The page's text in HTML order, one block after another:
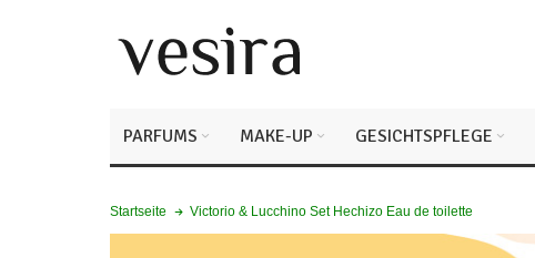
PARFUMS MAKE-UP GESICHTSPFLEGE
Startseite Victorio & Lucchino Set Hechizo Eau de toilette